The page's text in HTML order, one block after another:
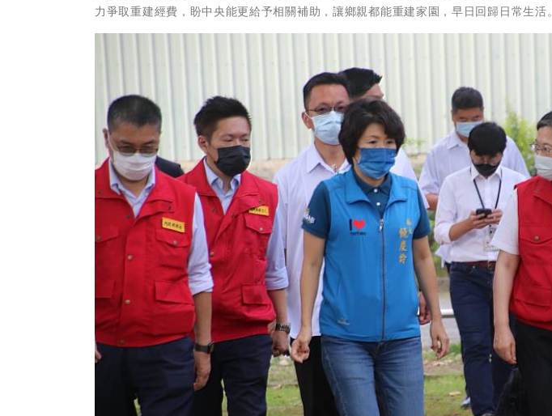
力爭取重建經費，盼中央能更給予相關補助，讓鄉親都能重建家園，早日回歸日常生活。